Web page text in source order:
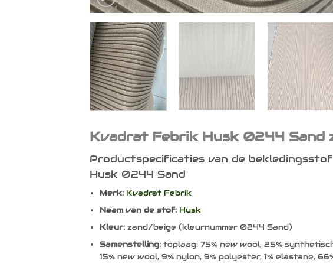
Kvadrat Febrik Husk 0244 Sand
Productspecificaties van de
Husk 0244 Sand
Merk: Kvadrat Febrik
Naam van de stof: Husk
Kleur:zand/beige (kleurnummer 0244 Sand)
Samenstelling: toplaag: 75% new wool, 25%
15% new wool, 9% nylon, 9% polyester, 1% elastane,